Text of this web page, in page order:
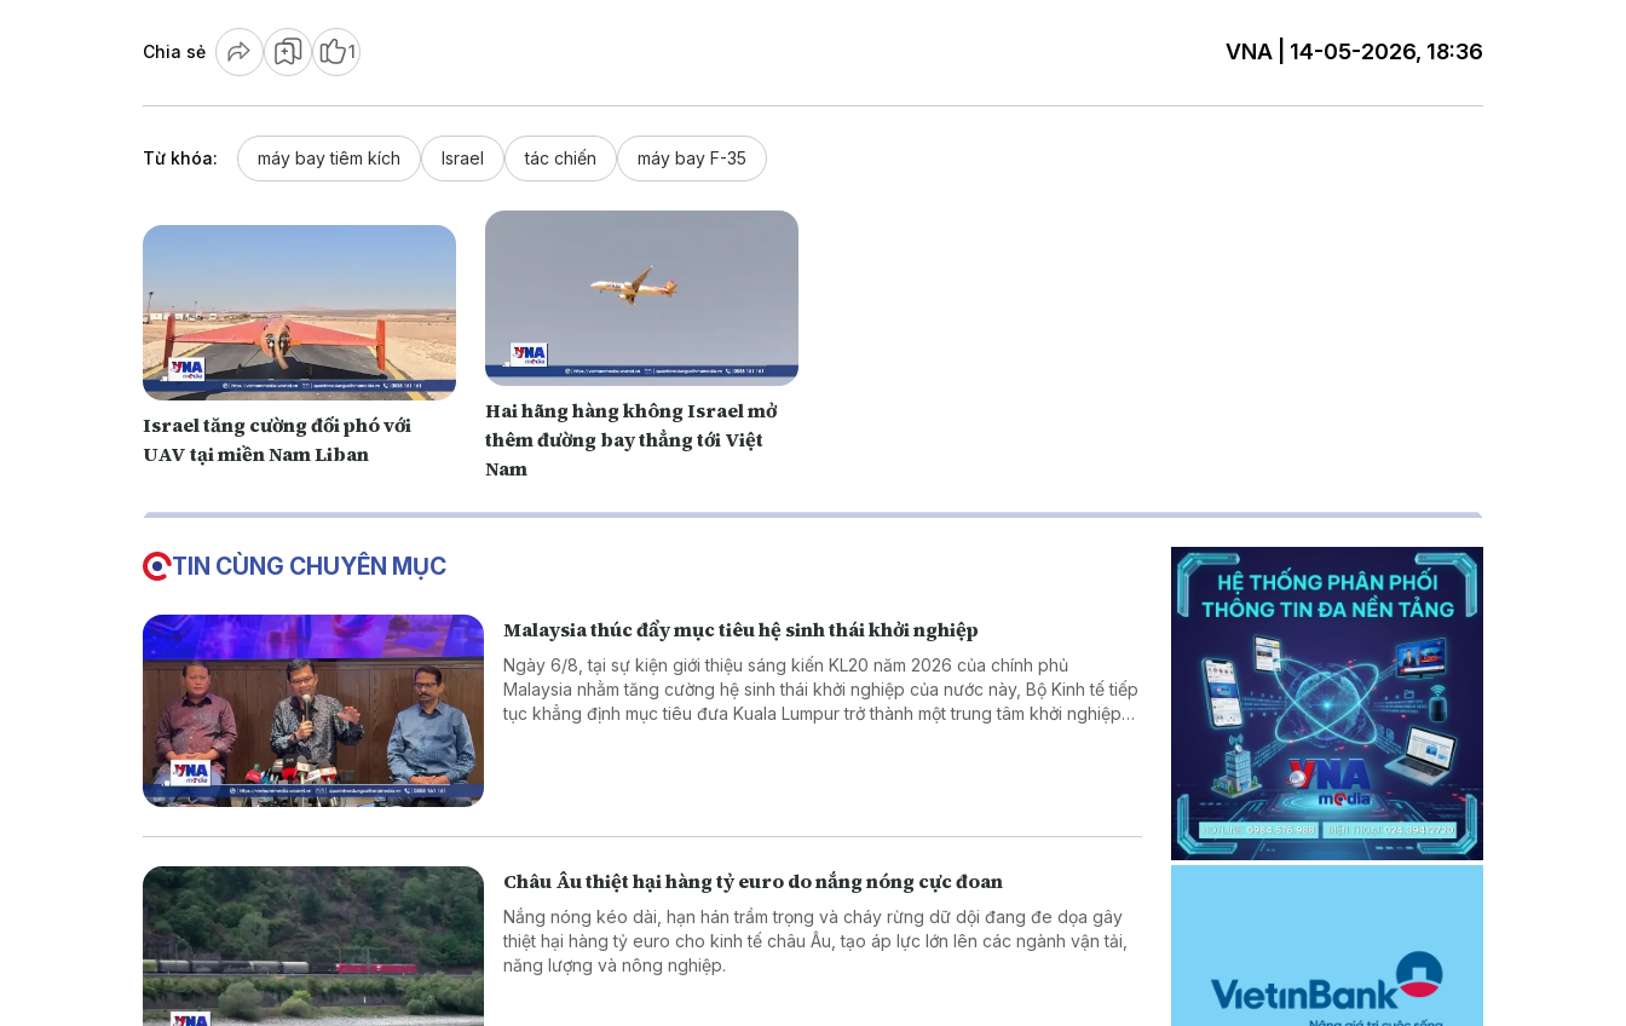
Chia sẻ 1 VNA | 14-05-2026, 18:36
Từ khóa: máy bay tiêm kích Israel tác chiến máy bay F-35
Israel tăng cường đối phó với
UAV tại miền Nam Liban
Hai hãng hàng không Israel mở
thêm đường bay thẳng tới Việt
Nam
TIN CÙNG CHUYÊN MỤC
Malaysia thúc đẩy mục tiêu hệ sinh thái khởi nghiệp
Ngày 6/8, tại sự kiện giới thiệu sáng kiến KL20 năm 2026 của chính phủ
Malaysia nhằm tăng cường hệ sinh thái khởi nghiệp của nước này, Bộ Kinh tế tiếp
tục khẳng định mục tiêu đưa Kuala Lumpur trở thành một trung tâm khởi nghiệp
Châu Âu thiệt hại hàng tỷ euro do nắng nóng cực đoan
Nắng nóng kéo dài, hạn hán trầm trọng và cháy rừng dữ dội đang đe dọa gây
thiệt hại hàng tỷ euro cho kinh tế châu Âu, tạo áp lực lớn lên các ngành vận tải,
năng lượng và nông nghiệp.